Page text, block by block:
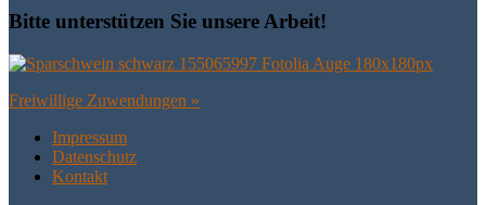
Bit­te unter­stüt­zen Sie unse­re Arbeit!
Frei­wil­li­ge Zuwendungen »
Impres­sum
Daten­schutz
Kon­takt